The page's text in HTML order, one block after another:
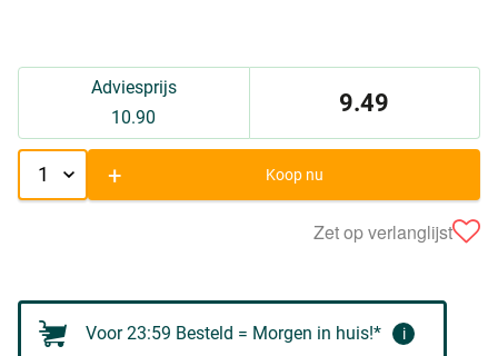
Adviesprijs
10.90
9.49
+ Koop nu
Zet op verlanglijst
Voor 23:59 Besteld = Morgen in huis!* i